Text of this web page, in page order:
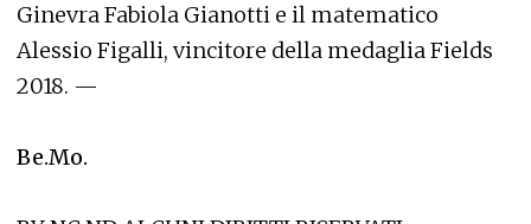
Ginevra Fabiola Gianotti e il matematico
Alessio Figalli, vincitore della medaglia Fields
2018. —
Be.Mo.